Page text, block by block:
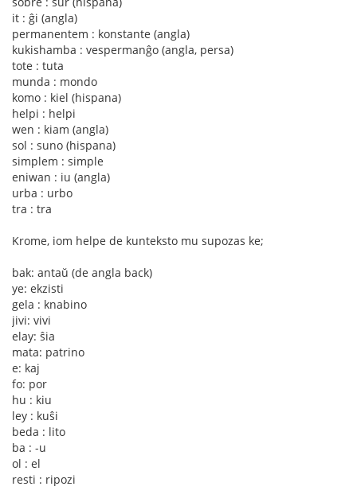
it : ĝi (angla)
permanentem : konstante (angla)
kukishamba : vespermanĝo (angla, persa)
tote : tuta
munda : mondo
komo : kiel (hispana)
helpi : helpi
wen : kiam (angla)
sol : suno (hispana)
simplem : simple
eniwan : iu (angla)
urba : urbo
tra : tra
Krome, iom helpe de kunteksto mu supozas ke;
bak: antaŭ (de angla back)
ye: ekzisti
gela : knabino
jivi: vivi
elay: ŝia
mata: patrino
e: kaj
fo: por
hu : kiu
ley : kuŝi
beda : lito
ba : -u
ol : el
resti : ripozi